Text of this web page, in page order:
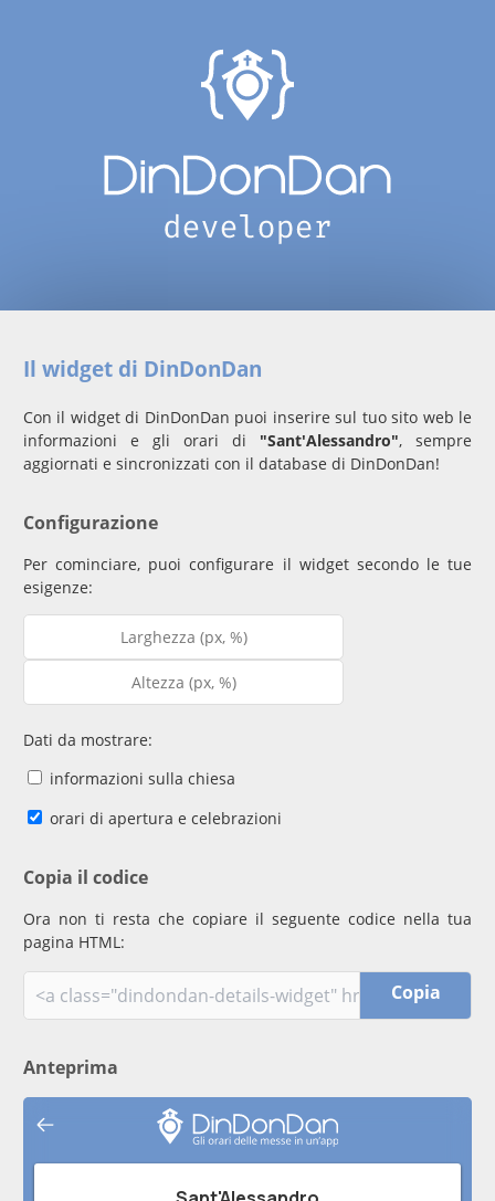
Il widget di DinDonDan
Con il widget di DinDonDan puoi inserire sul tuo sito web le
informazioni e gli orari di "Sant'Alessandro", sempre
aggiornati e sincronizzati con il database di DinDonDan!
Configurazione
Per cominciare, puoi configurare il widget secondo le tue
esigenze:
Dati da mostrare:
informazioni sulla chiesa
orari di apertura e celebrazioni
Copia il codice
Ora non ti resta che copiare il seguente codice nella tua
pagina HTML:
Copia
Anteprima